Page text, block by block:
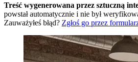
Treść wygenerowana przez sztuczną
powstał automatycznie i nie był
Zauważyłeś błąd? Zgłoś go przez